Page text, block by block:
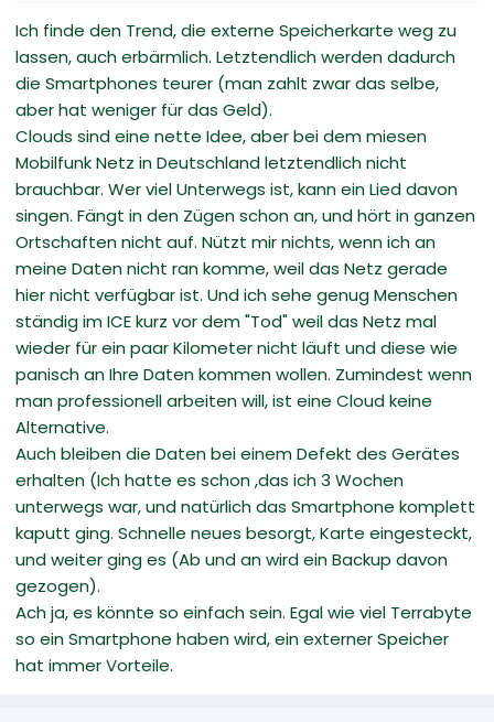
Ich finde den Trend, die externe Speicherkarte weg zu
lassen, auch erbärmlich. Letztendlich werden dadurch
die Smartphones teurer (man zahlt zwar das selbe,
aber hat weniger für das Geld).
Clouds sind eine nette Idee, aber bei dem miesen
Mobilfunk Netz in Deutschland letztendlich nicht
brauchbar. Wer viel Unterwegs ist, kann ein Lied davon
singen. Fängt in den Zügen schon an, und hört in ganzen
Ortschaften nicht auf. Nützt mir nichts, wenn ich an
meine Daten nicht ran komme, weil das Netz gerade
hier nicht verfügbar ist. Und ich sehe genug Menschen
ständig im ICE kurz vor dem "Tod" weil das Netz mal
wieder für ein paar Kilometer nicht läuft und diese wie
panisch an Ihre Daten kommen wollen. Zumindest wenn
man professionell arbeiten will, ist eine Cloud keine
Alternative.
Auch bleiben die Daten bei einem Defekt des Gerätes
erhalten (Ich hatte es schon ,das ich 3 Wochen
unterwegs war, und natürlich das Smartphone komplett
kaputt ging. Schnelle neues besorgt, Karte eingesteckt,
und weiter ging es (Ab und an wird ein Backup davon
gezogen).
Ach ja, es könnte so einfach sein. Egal wie viel Terrabyte
so ein Smartphone haben wird, ein externer Speicher
hat immer Vorteile.